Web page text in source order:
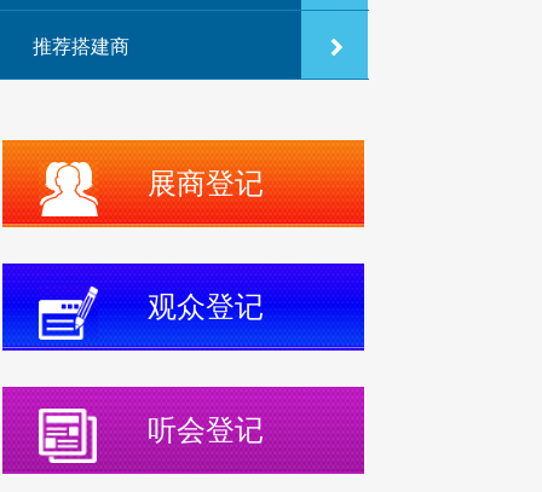
推荐搭建商
展商登记
观众登记
听会登记